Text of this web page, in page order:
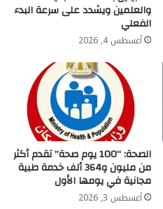
والعلمين ويشدد على سرعة البدء
الفعلي
أغسطس 4, 2026
الصحة: “100 يوم صحة” تقدم أكثر
من مليون و364 ألف خدمة طبية
مجانية في يومها الأول
أغسطس 3, 2026